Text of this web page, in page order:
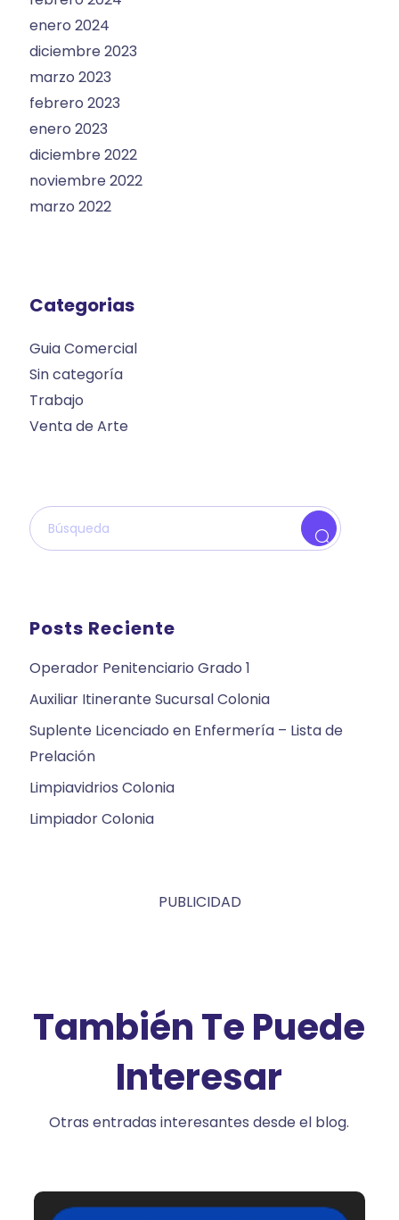
enero 2024
diciembre 2023
marzo 2023
febrero 2023
enero 2023
diciembre 2022
noviembre 2022
marzo 2022
Categorias
Guia Comercial
Sin categoría
Trabajo
Venta de Arte
Posts Reciente
Operador Penitenciario Grado 1
Auxiliar Itinerante Sucursal Colonia
Suplente Licenciado en Enfermería – Lista de
Prelación
Limpiavidrios Colonia
Limpiador Colonia
PUBLICIDAD
También Te Puede
Interesar
Otras entradas interesantes desde el blog.